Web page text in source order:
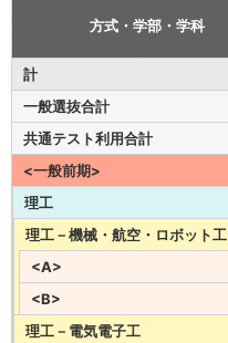
方式・学部・学科
計
一般選抜合計
共通テスト利用合計
<一般前期>
理工
理工－機械・航空・ロボット工
<A>
<B>
理工－電気電子工